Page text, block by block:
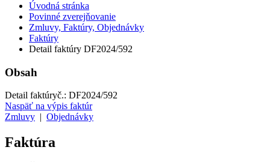
Úvodná stránka
Povinné zverejňovanie
Zmluvy, Faktúry, Objednávky
Faktúry
Detail faktúry DF2024/592
Obsah
Detail faktúryč.: DF2024/592
Naspäť na výpis faktúr
Zmluvy
Objednávky
Faktúra